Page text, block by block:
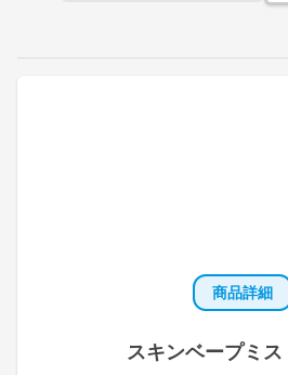
商品詳細
スキンベープミ